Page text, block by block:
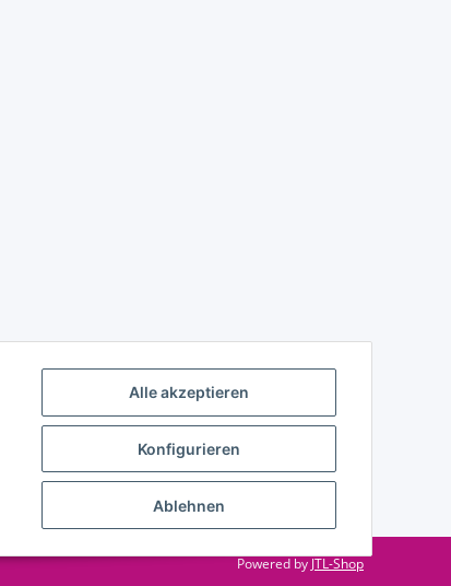
Alle akzeptieren
Konfigurieren
Ablehnen
Powered by JTL-Shop